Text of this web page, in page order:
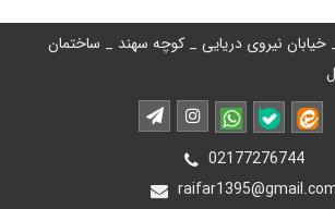
نیروی دریایی _ کوچه سهند _ ساختمان
02177276744